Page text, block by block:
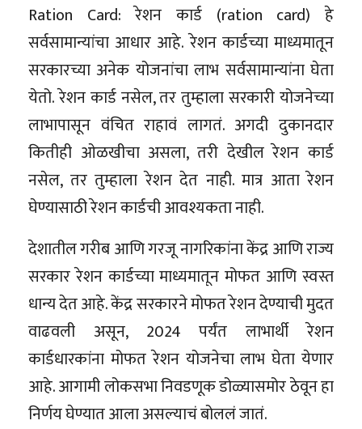
Ration Card: रेशन कार्ड (ration card) हे
सर्वसामान्यांचा आधार आहे. रेशन कार्डच्या माध्यमातून
सरकारच्या अनेक योजनांचा लाभ सर्वसामान्यांना घेता
येतो. रेशन कार्ड नसेल, तर तुम्हाला सरकारी योजनेच्या
लाभापासून वंचित राहावं लागतं. अगदी दुकानदार
कितीही ओळखीचा असला, तरी देखील रेशन कार्ड
नसेल, तर तुम्हाला रेशन देत नाही. मात्र आता रेशन
घेण्यासाठी रेशन कार्डची आवश्यकता नाही.
देशातील गरीब आणि गरजू नागरिकांना केंद्र आणि राज्य
सरकार रेशन कार्डच्या माध्यमातून मोफत आणि स्वस्त
धान्य देत आहे. केंद्र सरकारने मोफत रेशन देण्याची मुदत
वाढवली असून, 2024 पर्यंत लाभार्थी रेशन
कार्डधारकांना मोफत रेशन योजनेचा लाभ घेता येणार
आहे. आगामी लोकसभा निवडणूक डोळ्यासमोर ठेवून हा
निर्णय घेण्यात आला असल्याचं बोललं जातं.